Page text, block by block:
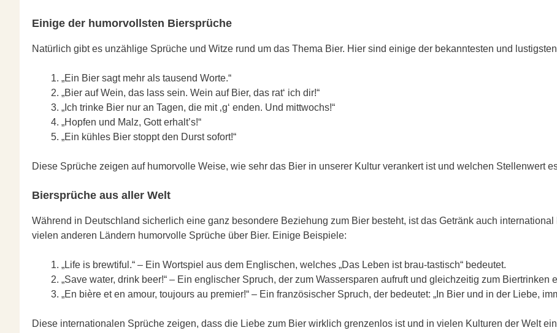
Einige der humorvollsten Biersprüche
Natürlich gibt es unzählige Sprüche und Witze rund um das Thema Bier. Hier sind einige der bekanntesten und
„Ein Bier sagt mehr als tausend Worte.“
„Bier auf Wein, das lass sein. Wein auf Bier, das rat‘ ich dir!“
„Ich trinke Bier nur an Tagen, die mit ‚g‘ enden. Und mittwochs!“
„Hopfen und Malz, Gott erhalt’s!“
„Ein kühles Bier stoppt den Durst sofort!“
Diese Sprüche zeigen auf humorvolle Weise, wie sehr das Bier in unserer Kultur verankert ist und welchen Stellenwert
Biersprüche aus aller Welt
Während in Deutschland sicherlich eine ganz besondere Beziehung zum Bier besteht, ist das Getränk auch
vielen anderen Ländern humorvolle Sprüche über Bier. Einige Beispiele:
„Life is brewtiful.“ – Ein Wortspiel aus dem Englischen, welches „Das Leben ist brau-tastisch“ bedeutet.
„Save water, drink beer!“ – Ein englischer Spruch, der zum Wassersparen aufruft und gleichzeitig zum Biertrinken
„En bière et en amour, toujours au premier!“ – Ein französischer Spruch, der bedeutet: „In Bier und in der Liebe,
Diese internationalen Sprüche zeigen, dass die Liebe zum Bier wirklich grenzenlos ist und in vielen Kulturen der Welt